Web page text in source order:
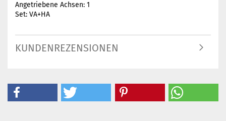
Angetriebene Achsen: 1
Set: VA+HA
KUNDENREZENSIONEN